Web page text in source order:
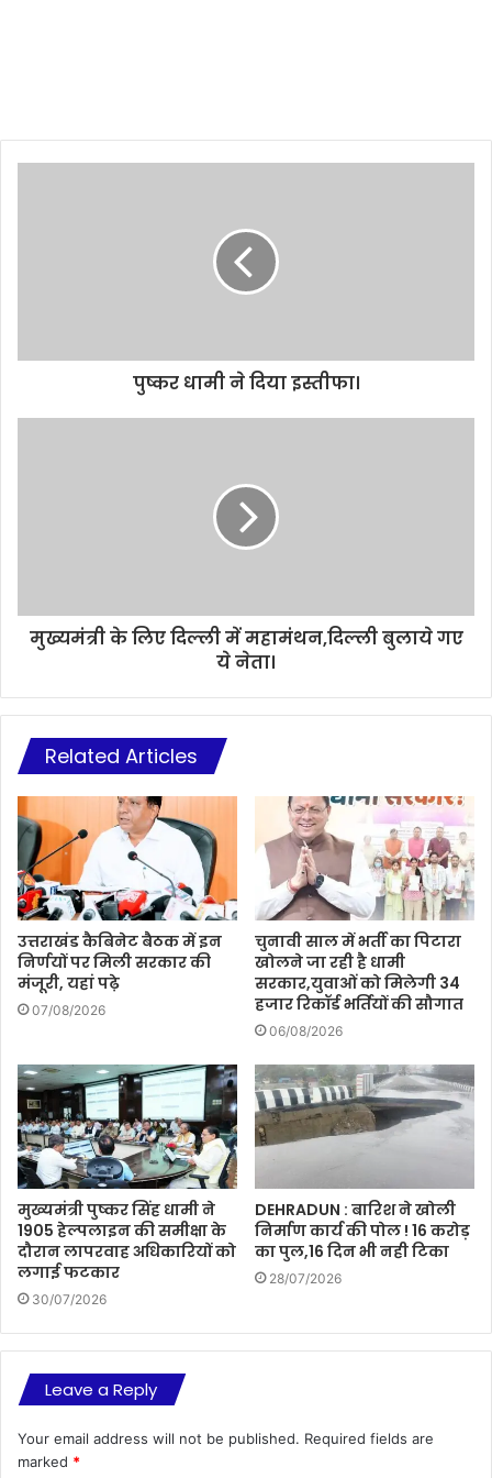
पुष्कर धामी ने दिया इस्तीफा।
मुख्यमंत्री के लिए दिल्ली में महामंथन,दिल्ली बुलाये गए
ये नेता।
Related Articles
उत्तराखंड कैबिनेट बैठक में इन
निर्णयों पर मिली सरकार की
मंजूरी, यहां पढ़े
07/08/2026
चुनावी साल में भर्ती का पिटारा
खोलने जा रही है धामी
सरकार,युवाओं को मिलेगी 34
हजार रिकॉर्ड भर्तियों की सौगात
06/08/2026
मुख्यमंत्री पुष्कर सिंह धामी ने
1905 हेल्पलाइन की समीक्षा के
दौरान लापरवाह अधिकारियों को
लगाई फटकार
30/07/2026
DEHRADUN : बारिश ने खोली
निर्माण कार्य की पोल ! 16 करोड़
का पुल,16 दिन भी नही टिका
28/07/2026
Leave a Reply
Your email address will not be published. Required fields are
marked *